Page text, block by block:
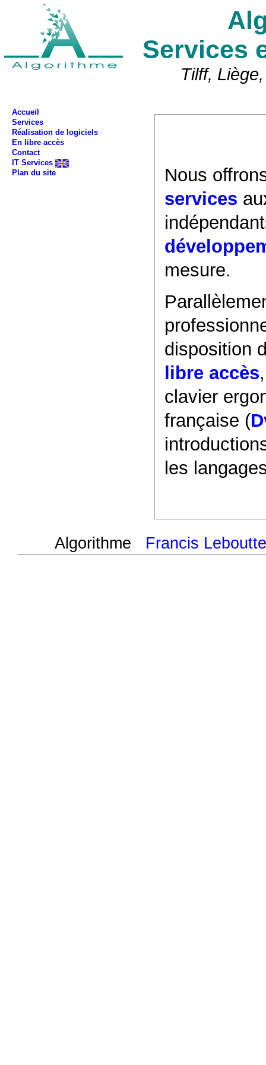
Services
Tilff,
Nous
services
mesure.
disposition
libre accès
clavier
française (
les
Accueil
Services
Réalisation de logiciels
En libre accès
Contact
IT Services
Plan du site
Algorithme Francis Leboutte